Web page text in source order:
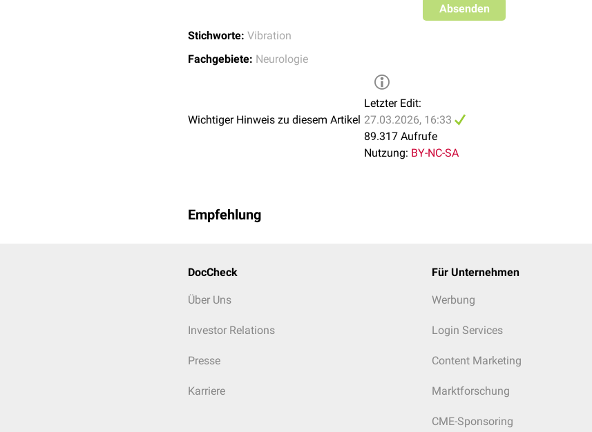
Absenden
Stichworte: Vibration
Fachgebiete: Neurologie
Wichtiger Hinweis zu diesem Artikel
Letzter Edit:
27.03.2026, 16:33
89.317 Aufrufe
Nutzung: BY-NC-SA
Empfehlung
DocCheck
Über Uns
Investor Relations
Presse
Karriere
Für Unternehmen
Werbung
Login Services
Content Marketing
Marktforschung
CME-Sponsoring